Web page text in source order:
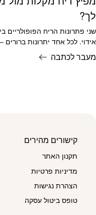
לך?
שני פתרונות הריח הפופולריים
אידוי. לכל אחד יתרונות ברורים
מעבר לכתבה
קישורים מהירים
תקנון האתר
מדיניות פרטיות
הצהרת נגישות
טופס ביטול עסקה